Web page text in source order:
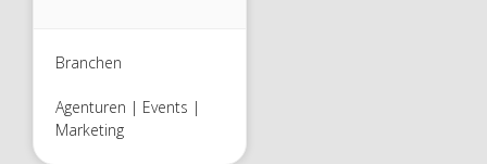
Branchen
Agenturen | Events |
Marketing